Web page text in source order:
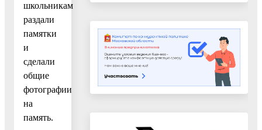
школьникам
раздали
памятки
и
сделали
общие
фотографии
на
память.